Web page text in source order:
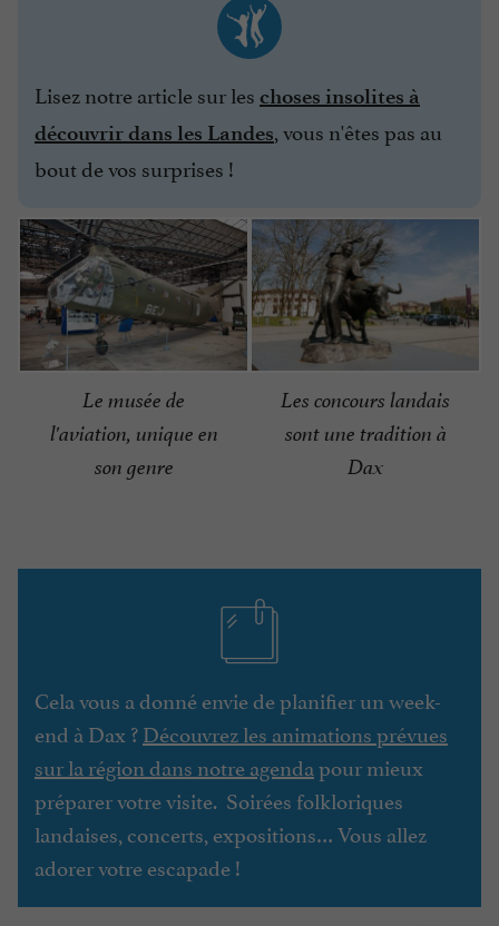
Lisez notre article sur les choses insolites à
découvrir dans les Landes, vous n'êtes pas au
bout de vos surprises !
Le musée de
l'aviation, unique en
son genre
Les concours landais
sont une tradition à
Dax
Cela vous a donné envie de planifier un week-
end à Dax ?Découvrez les animations prévues
sur la région dans notre agendapour mieux
préparer votre visite. Soirées folkloriques
landaises, concerts, expositions… Vous allez
adorer votre escapade !